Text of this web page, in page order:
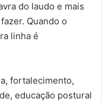
do laudo e mais
Quando o
linha é
fortalecimento,
educação postural